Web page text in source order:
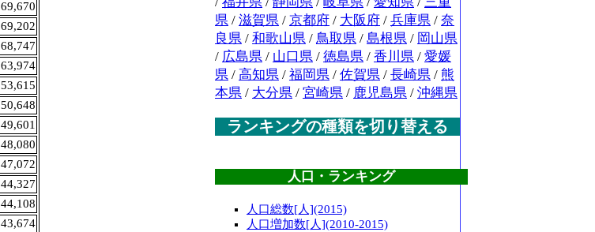
69,670
69,202
68,747
63,974
53,615
50,648
49,601
48,080
47,072
44,327
44,108
43,674
県 / 滋賀県 / 京都府 / 大阪府 / 兵庫県 / 奈
良県 / 和歌山県 / 鳥取県 / 島根県 / 岡山県
/ 広島県 / 山口県 / 徳島県 / 香川県 / 愛媛
県 / 高知県 / 福岡県 / 佐賀県 / 長崎県 / 熊
本県 / 大分県 / 宮崎県 / 鹿児島県 / 沖縄県
ランキングの種類を切り替える
人口・ランキング
人口総数[人](2015)
人口増加数[人](2010-2015)